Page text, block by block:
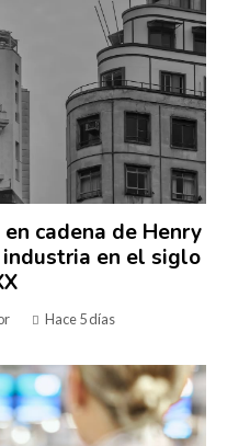
cadena de Henry
en el siglo
Hace 5 días